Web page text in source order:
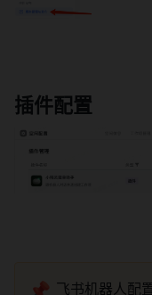
插件配置
📌 飞书机器人配